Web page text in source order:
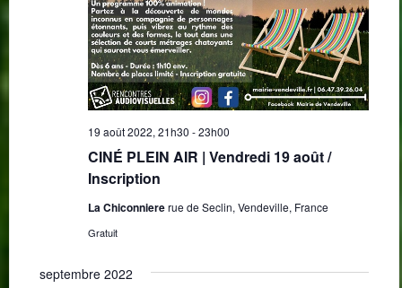
CINÉ PLEIN AIR | Vendredi 19 août /
Inscription
19 août 2022, 21h30 -23h00
La Chiconniererue de Seclin, Vendeville, France
Gratuit
septembre 2022